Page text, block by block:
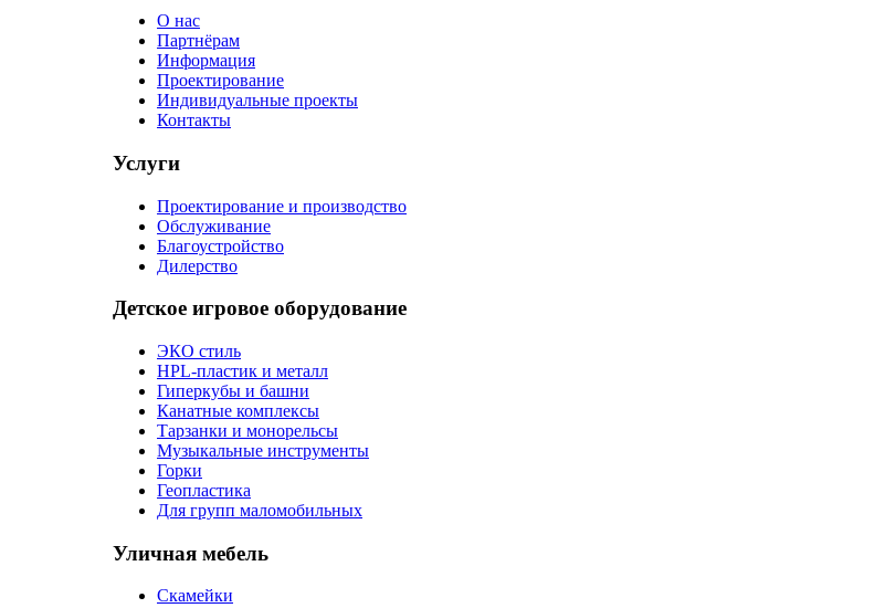
О нас
Партнёрам
Информация
Проектирование
Индивидуальные проекты
Контакты
Услуги
Проектирование и производство
Обслуживание
Благоустройство
Дилерство
Детское игровое оборудование
ЭКО стиль
HPL-пластик и металл
Гиперкубы и башни
Канатные комплексы
Тарзанки и монорельсы
Музыкальные инструменты
Горки
Геопластика
Для групп маломобильных
Уличная мебель
Скамейки